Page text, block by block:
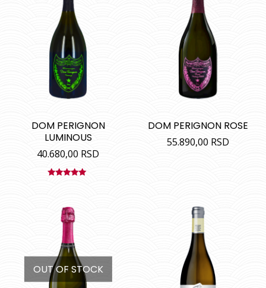
DOM PERIGNON
LUMINOUS
40.680,00 RSD
DOM PERIGNON ROSE
55.890,00 RSD
OUT OF STOCK